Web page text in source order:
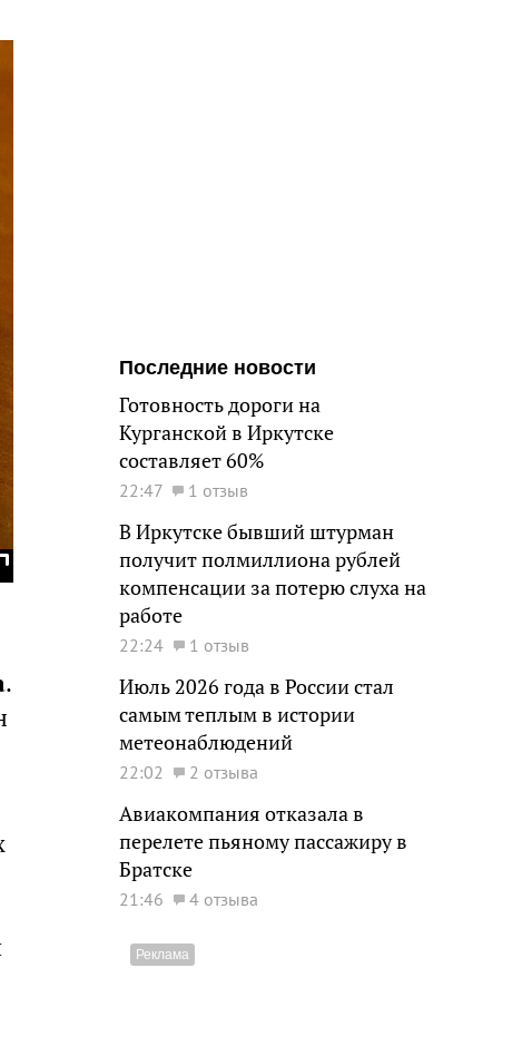
.
Последние новости
Готовность дороги на
Курганской в Иркутске
составляет 60%
22:47 1 отзыв
В Иркутске бывший штурман
получит полмиллиона рублей
компенсации за потерю слуха на
работе
22:24 1 отзыв
Июль 2026 года в России стал
самым теплым в истории
метеонаблюдений
22:02 2 отзыва
Авиакомпания отказала в
перелете пьяному пассажиру в
Братске
21:46 4 отзыва